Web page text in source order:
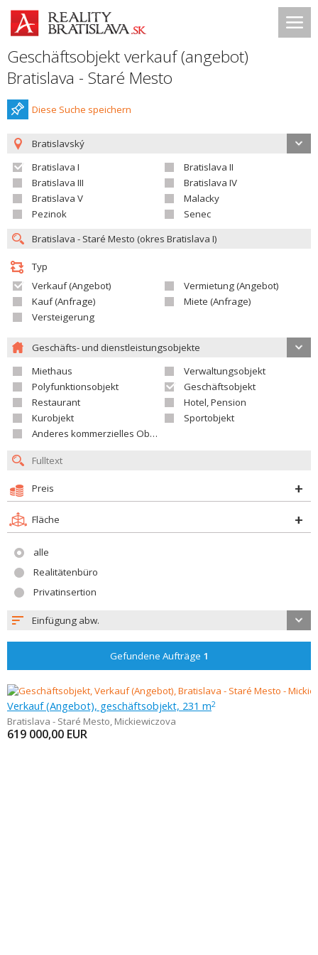
Geschäftsobjekt verkauf (angebot)
Bratislava - Staré Mesto
Diese Suche speichern
Bratislavský
Bratislava I
Bratislava II
Bratislava III
Bratislava IV
Bratislava V
Malacky
Pezinok
Senec
Typ
Verkauf (Angebot)
Vermietung (Angebot)
Kauf (Anfrage)
Miete (Anfrage)
Versteigerung
Geschäfts- und dienstleistungsobjekte
Miethaus
Verwaltungsobjekt
Polyfunktionsobjekt
Geschäftsobjekt
Restaurant
Hotel, Pension
Kurobjekt
Sportobjekt
Anderes kommerzielles Objekt
Preis
Fläche
alle
Realitätenbüro
Privatinsertion
Einfügung abw.
Gefundene Aufträge 1
Verkauf (Angebot), geschäftsobjekt, 231 m2
Bratislava - Staré Mesto, Mickiewiczova
619 000,00 EUR